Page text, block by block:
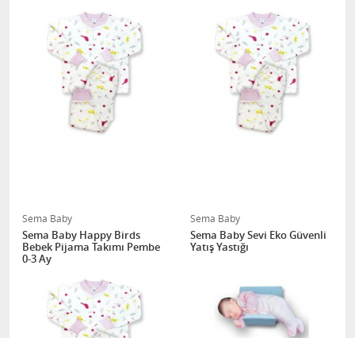
Sema Baby
Sema Baby Happy Birds
Bebek Pijama Takımı Pembe
0-3 Ay
Sema Baby
Sema Baby Sevi Eko Güvenli
Yatış Yastığı